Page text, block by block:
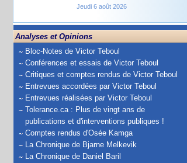
Jeudi 6 août 2026
Analyses et Opinions
Bloc-Notes de Victor Teboul
Conférences et essais de Victor Teboul
Critiques et comptes rendus de Victor Teboul
Entrevues accordées par Victor Teboul
Entrevues réalisées par Victor Teboul
Tolerance.ca : Plus de vingt ans de
publications et d'interventions publiques !
Comptes rendus d'Osée Kamga
La Chronique de Bjarne Melkevik
La Chronique de Daniel Baril